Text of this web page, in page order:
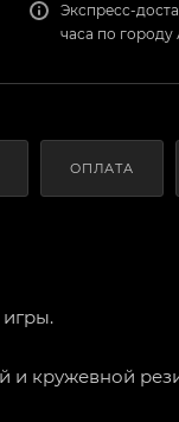
Экспресс-
часа по
ОПЛАТА
игры.
и кружевной